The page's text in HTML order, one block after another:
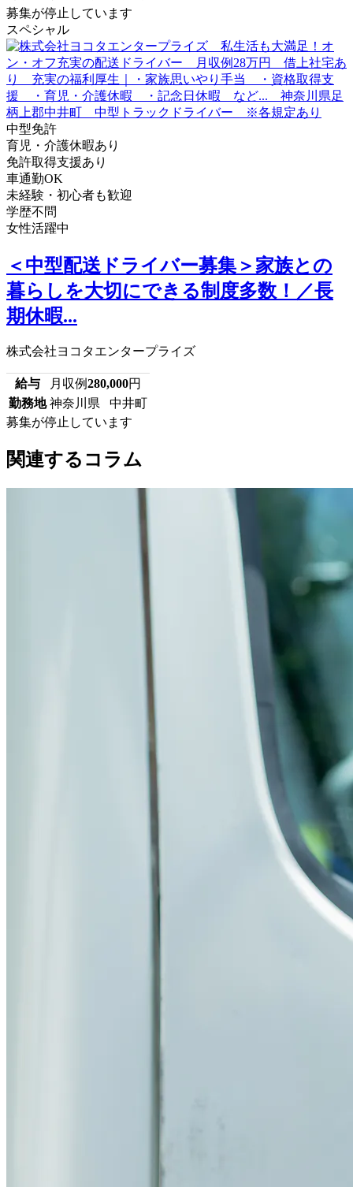
募集が停止しています
スペシャル
中型免許
育児・介護休暇あり
免許取得支援あり
車通勤OK
未経験・初心者も歓迎
学歴不問
女性活躍中
＜中型配送ドライバー募集＞家族との
暮らしを大切にできる制度多数！／長
期休暇...
株式会社ヨコタエンタープライズ
給与 月収例280,000円
勤務地 神奈川県 中井町
募集が停止しています
関連するコラム